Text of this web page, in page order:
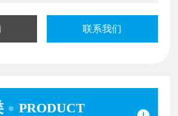
联系我们
PRODUCT